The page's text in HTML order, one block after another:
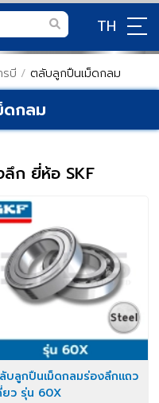
TH
รบี / ตลับลูกปืนเม็ดกลม
ดกลม
ก ยี่ห้อ SKF
บลูกปืนเม็ดกลมร่องลึกแถว
ยว รุ่น 60X